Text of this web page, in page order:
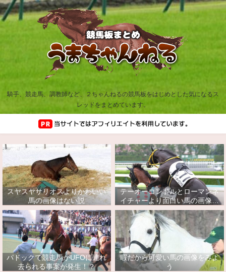
騎手、競走馬、調教師など、２ちゃんねるの競馬板をはじめとした気になるス
レッドをまとめています。
スヤスヤサリオスよりかわいい
馬の画像はない説
テーオーコンドルとローマンネ
イチャーより面白い馬の画像っ
てあるの？
パドックで競走馬がUFOに連れ
去られる事案が発生！？
暇だから可愛い馬の画像をみよ
う